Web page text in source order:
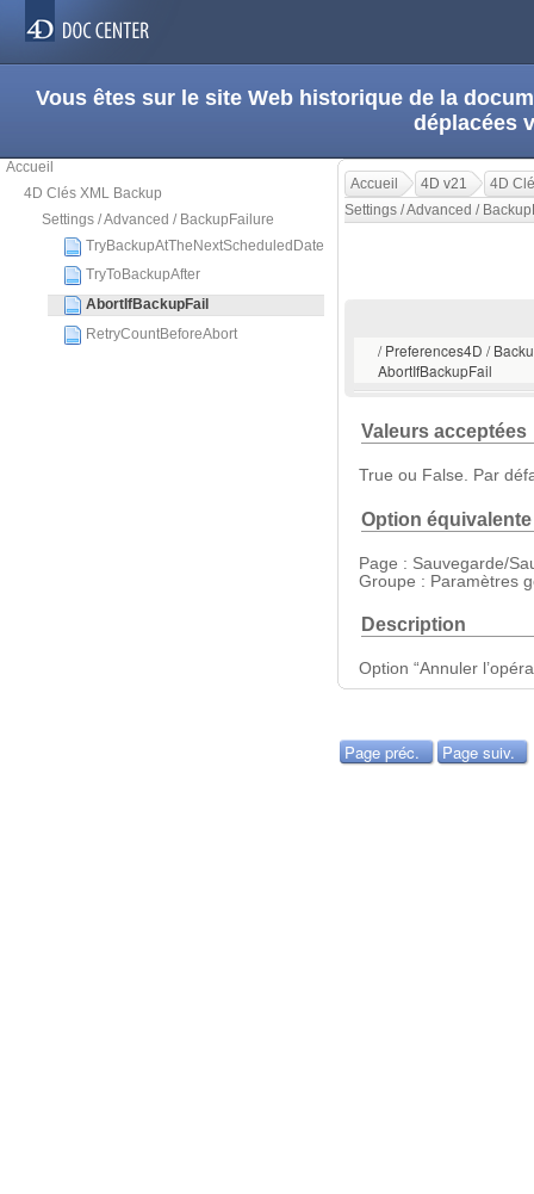
Vous êtes sur le site Web historique de la
déplacées
Accueil
4D Clés XML Backup
Settings / Advanced / BackupFailure
TryBackupAtTheNextScheduledDate
TryToBackupAfter
AbortIfBackupFail
RetryCountBeforeAbort
Accueil 4D v21
4D
Settings / Advanced /
/ Preferences4D /
AbortIfBackupFail
Valeurs acceptées
True ou False. Par
Option
Page : Sauvegarde/
Groupe : Paramètres
Description
Option “Annuler
Page préc. Page suiv.